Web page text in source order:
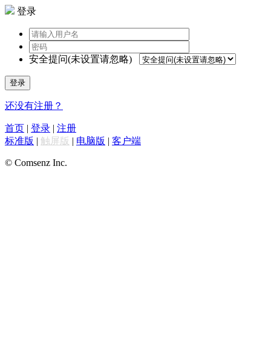
登录
安全提问(未设置请忽略)
登录
还没有注册？
首页 | 登录 | 注册
标准版 | 触屏版 | 电脑版 | 客户端
© Comsenz Inc.